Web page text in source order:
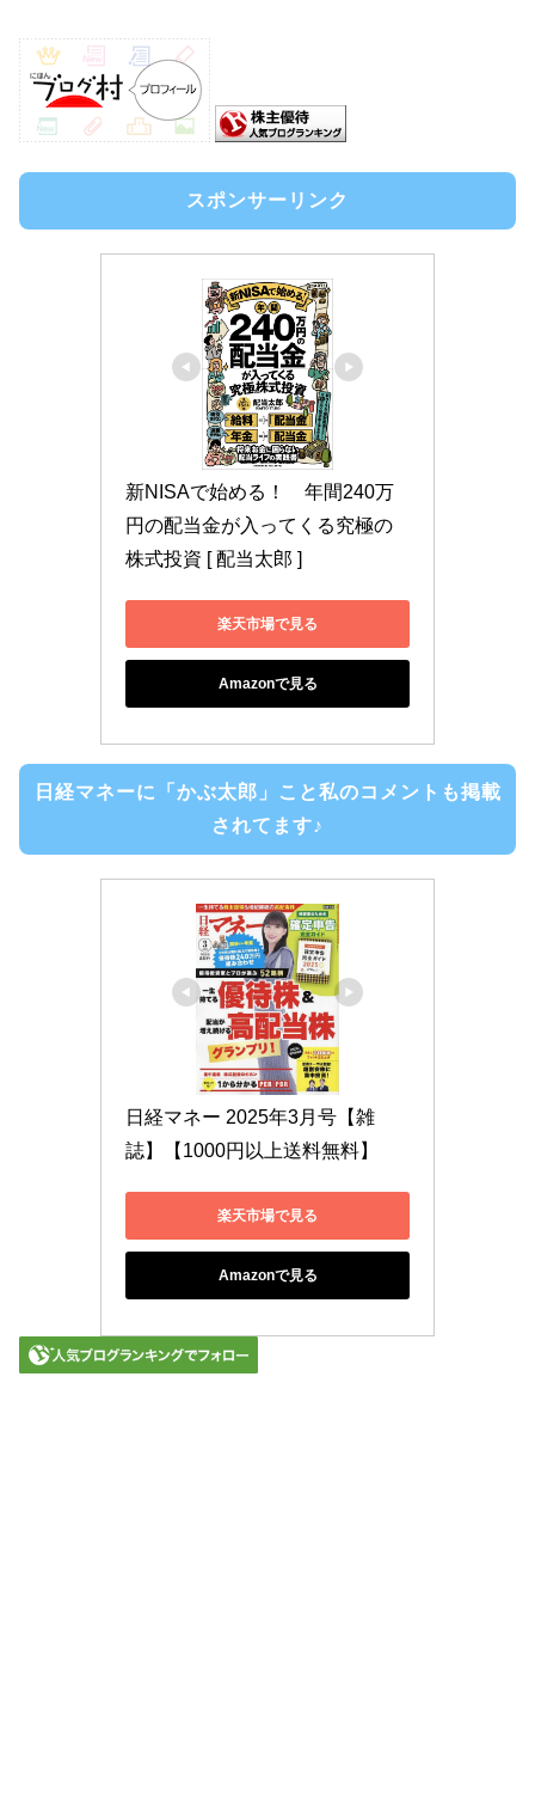
スポンサーリンク
新NISAで始める！　年間240万
円の配当金が入ってくる究極の
株式投資 [ 配当太郎 ]
楽天市場で見る
Amazonで見る
日経マネーに「かぶ太郎」こと私のコメントも掲載
されてます♪
日経マネー 2025年3月号【雑
誌】【1000円以上送料無料】
楽天市場で見る
Amazonで見る